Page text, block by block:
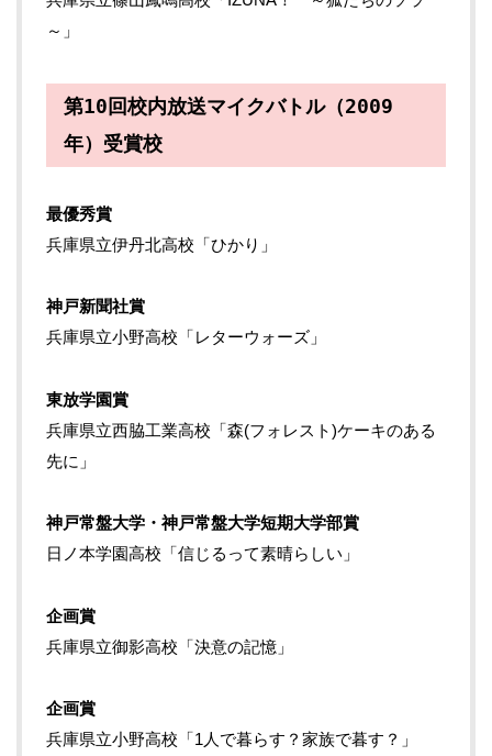
～」
第10回校内放送マイクバトル（2009
年）受賞校
最優秀賞
兵庫県立伊丹北高校「ひかり」
神戸新聞社賞
兵庫県立小野高校「レターウォーズ」
東放学園賞
兵庫県立西脇工業高校「森(フォレスト)ケーキのある
先に」
神戸常盤大学・神戸常盤大学短期大学部賞
日ノ本学園高校「信じるって素晴らしい」
企画賞
兵庫県立御影高校「決意の記憶」
企画賞
兵庫県立小野高校「1人で暮らす？家族で暮す？」